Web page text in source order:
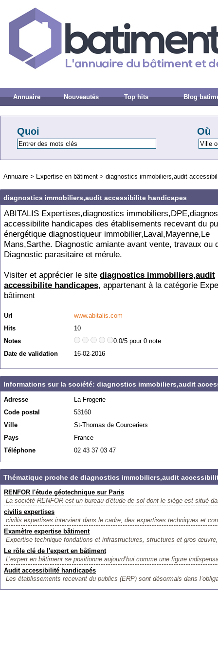
Annuaire Nouveautés Top hits Blog
Quoi Où
Annuaire > Expertise en bâtiment > diagnostics immobiliers,audit
diagnostics immobiliers,audit accessibilite handicapes
ABITALIS Expertises,diagnostics
accessibilite handicapes des établisements recevant du
énergétique diagnostiqueur immobilier,Laval,Mayenne,Le
Mans,Sarthe. Diagnostic amiante avant vente, travaux ou
Diagnostic parasitaire et mérule.
Visiter et apprécier le site diagnostics immobiliers,audit
accessibilite handicapes, appartenant à la catégorie
bâtiment
Url
www.abitalis.com
Hits
10
Notes
0.0/5 pour 0 note
Date de validation
16-02-2016
Informations sur la société: diagnostics immobiliers,audit
Adresse
La Frogerie
Code postal
53160
Ville
St-Thomas de Courceriers
Pays
France
Téléphone
02 43 37 03 47
Thématique proche de diagnostics immobiliers,audit
RENFOR l'étude géotechnique sur Paris
La société RENFOR est un bureau d'étude de sol dont le siège est situé
civilis expertises
civilis expertises intervient dans le cadre, des expertises techniques et
Examètre expertise bâtiment
Expertise technique fondations et infrastructures, structures et gros
Le rôle clé de l'expert en bâtiment
L’expert en bâtiment se positionne aujourd’hui comme une figure
Audit accessibilité handicapés
Les établissements recevant du publics (ERP) sont désormais dans